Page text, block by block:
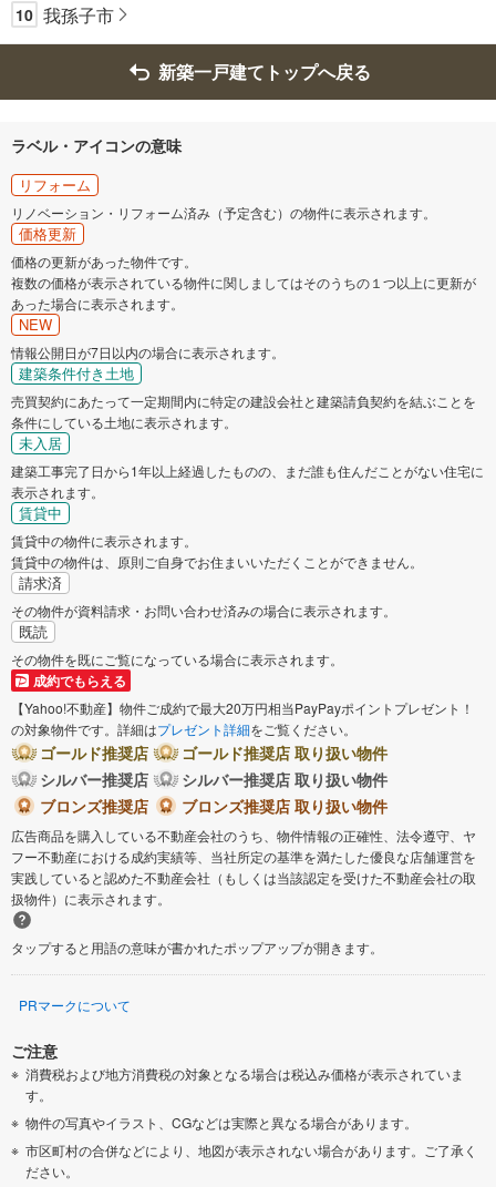
10 我孫子市
新築一戸建てトップへ戻る
ラベル・アイコンの意味
リフォーム
リノベーション・リフォーム済み（予定含む）の物件に表示されます。
価格更新
価格の更新があった物件です。
複数の価格が表示されている物件に関しましてはそのうちの１つ以上に更新が
あった場合に表示されます。
NEW
情報公開日が7日以内の場合に表示されます。
建築条件付き土地
売買契約にあたって一定期間内に特定の建設会社と建築請負契約を結ぶことを
条件にしている土地に表示されます。
未入居
建築工事完了日から1年以上経過したものの、まだ誰も住んだことがない住宅に
表示されます。
賃貸中
賃貸中の物件に表示されます。
賃貸中の物件は、原則ご自身でお住まいいただくことができません。
請求済
その物件が資料請求・お問い合わせ済みの場合に表示されます。
既読
その物件を既にご覧になっている場合に表示されます。
成約でもらえる
【Yahoo!不動産】物件ご成約で最大20万円相当PayPayポイントプレゼント！
の対象物件です。詳細はプレゼント詳細をご覧ください。
ゴールド推奨店
ゴールド推奨店 取り扱い物件
シルバー推奨店
シルバー推奨店 取り扱い物件
ブロンズ推奨店
ブロンズ推奨店 取り扱い物件
広告商品を購入している不動産会社のうち、物件情報の正確性、法令遵守、ヤ
フー不動産における成約実績等、当社所定の基準を満たした優良な店舗運営を
実践していると認めた不動産会社（もしくは当該認定を受けた不動産会社の取
扱物件）に表示されます。
タップすると用語の意味が書かれたポップアップが開きます。
PRマークについて
ご注意
消費税および地方消費税の対象となる場合は税込み価格が表示されていま
す。
物件の写真やイラスト、CGなどは実際と異なる場合があります。
市区町村の合併などにより、地図が表示されない場合があります。ご了承く
ださい。